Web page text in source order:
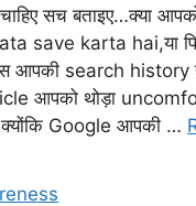
सच बताइए…क्या
save karta hai,या
आपकी search history
आपको थोड़ा
Google आपकी …